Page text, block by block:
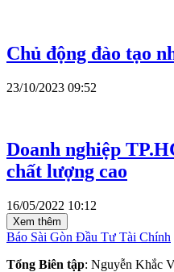
Chủ động đào tạo
23/10/2023 09:52
Doanh nghiệp
chất lượng cao
16/05/2022 10:12
Xem thêm
Báo Sài Gòn Đầu Tư Tài Chính
Tổng Biên tập: Nguyễn Khắc